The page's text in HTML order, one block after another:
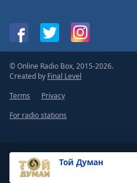
Той Думан
© Online Radio Box, 2015-2026.
Created by Final Level
Terms
Privacy
For radio stations